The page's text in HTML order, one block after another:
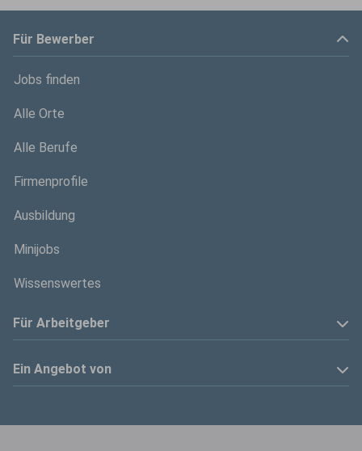
Für Bewerber
Jobs finden
Alle Orte
Alle Berufe
Firmenprofile
Ausbildung
Minijobs
Wissenswertes
Für Arbeitgeber
Anzeige schalten
Ein Angebot von